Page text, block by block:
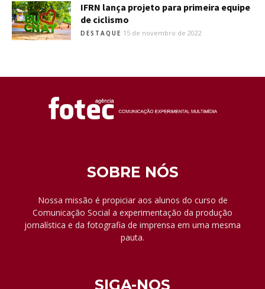
IFRN lança projeto para primeira equipe
de ciclismo
DESTAQUE 15 de novembro de 2022
SOBRE NÓS
Nossa missão é propiciar aos alunos do curso de
Comunicação Social a experimentação da produção
jornalística e da fotografia de imprensa em uma mesma
pauta.
SIGA-NOS